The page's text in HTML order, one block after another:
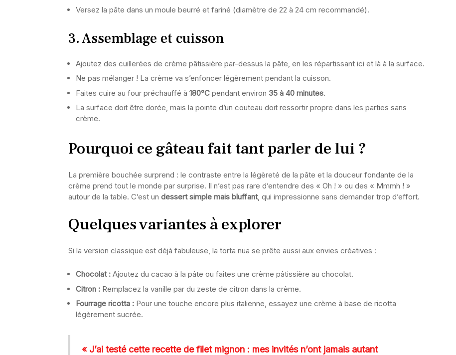
Versez la pâte dans un moule beurré et fariné (diamètre de 22 à 24 cm recommandé).
3. Assemblage et cuisson
Ajoutez des cuillerées de crème pâtissière par-dessus la pâte, en les répartissant ici et là à la surface.
Ne pas mélanger ! La crème va s’enfoncer légèrement pendant la cuisson.
Faites cuire au four préchauffé à 180°C pendant environ 35 à 40 minutes.
La surface doit être dorée, mais la pointe d’un couteau doit ressortir propre dans les parties sans
crème.
Pourquoi ce gâteau fait tant parler de lui ?
La première bouchée surprend : le contraste entre la légèreté de la pâte et la douceur fondante de la
crème prend tout le monde par surprise. Il n’est pas rare d’entendre des « Oh ! » ou des « Mmmh ! »
autour de la table. C’est un dessert simple mais bluffant, qui impressionne sans demander trop d’effort.
Quelques variantes à explorer
Si la version classique est déjà fabuleuse, la torta nua se prête aussi aux envies créatives :
Chocolat : Ajoutez du cacao à la pâte ou faites une crème pâtissière au chocolat.
Citron : Remplacez la vanille par du zeste de citron dans la crème.
Fourrage ricotta : Pour une touche encore plus italienne, essayez une crème à base de ricotta
légèrement sucrée.
« J’ai testé cette recette de filet mignon : mes invités n’ont jamais autant